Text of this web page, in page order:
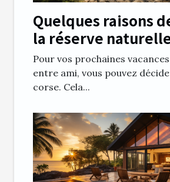
Quelques raisons
la réserve
Scandola
Pour vos prochaines
entre ami, vous pouvez
corse. Cela...